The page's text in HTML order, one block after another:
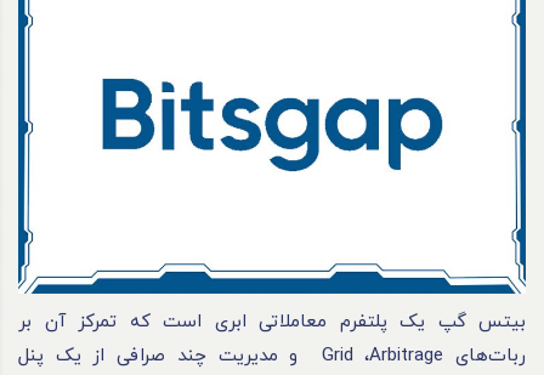
بیتس گپ یک پلتفرم معاملاتی ابری است که تمرکز آن بر
ربات‌های Grid ،Arbitrage و مدیریت چند صرافی از یک پنل